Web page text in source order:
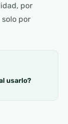
por
por
usarlo?